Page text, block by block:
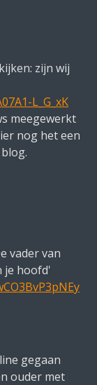
zijn wij
L_G_xK
meegewerkt
nog het een
vader van
je hoofd'
gegaan
ouder met